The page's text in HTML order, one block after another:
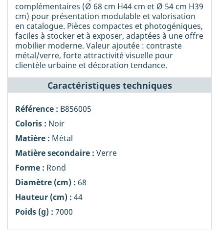
complémentaires (Ø 68 cm H44 cm et Ø 54 cm H39
cm) pour présentation modulable et valorisation
en catalogue. Pièces compactes et photogéniques,
faciles à stocker et à exposer, adaptées à une offre
mobilier moderne. Valeur ajoutée : contraste
métal/verre, forte attractivité visuelle pour
clientèle urbaine et décoration tendance.
Caractéristiques techniques
Référence : B856005
Coloris : Noir
Matière : Métal
Matière secondaire : Verre
Forme : Rond
Diamètre (cm) : 68
Hauteur (cm) : 44
Poids (g) : 7000